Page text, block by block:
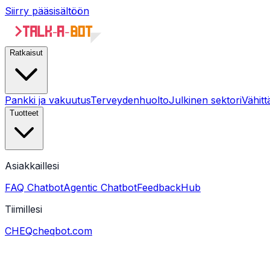
Siirry pääsisältöön
Ratkaisut
Pankki ja vakuutusTerveydenhuoltoJulkinen sektori
Tuotteet
Asiakkaillesi
FAQ ChatbotAgentic ChatbotFeedbackHub
Tiimillesi
CHEQcheqbot.com